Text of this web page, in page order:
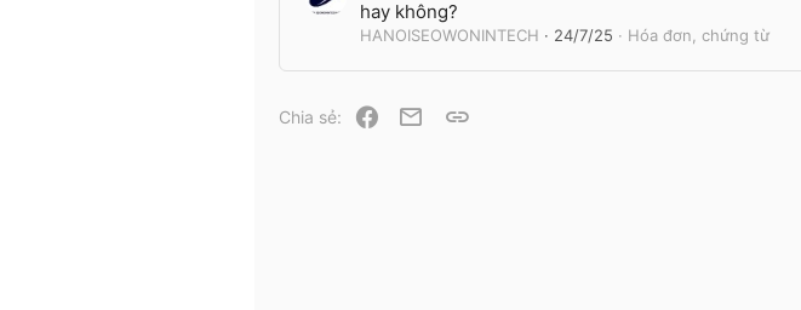
hay không?
HANOISEOWONINTECH 24/7/25 Hóa đơn, chứng từ
Chia sẻ: Facebook
Email Link